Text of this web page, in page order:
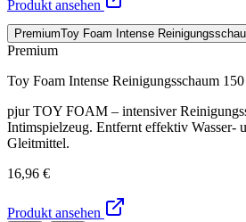
Produkt ansehen
PremiumToy Foam Intense
Premium
Toy Foam Intense Reinigungsschaum
pjur TOY FOAM – intensiver
Intimspielzeug. Entfernt effektiv Wasser-
Gleitmittel.
16,96 €
Produkt ansehen